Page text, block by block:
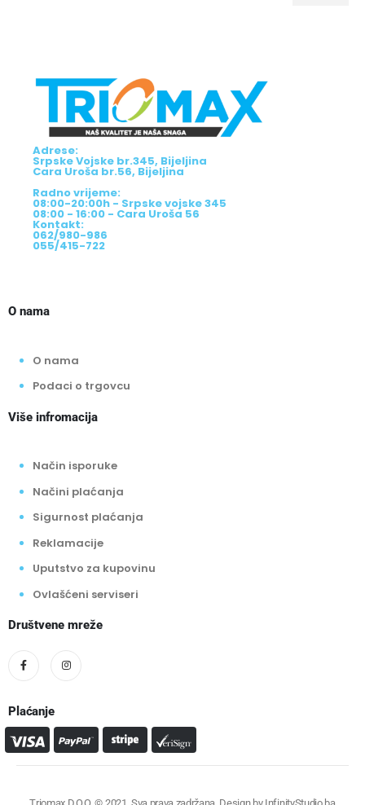
Adrese:
Srpske Vojske br.345, Bijeljina
Cara Uroša br.56, Bijeljina
Radno vrijeme:
08:00-20:00h - Srpske vojske 345
08:00 - 16:00 - Cara Uroša 56
Kontakt:
062/980-986
055/415-722
O nama
O nama
Podaci o trgovcu
Više infromacija
Način isporuke
Načini plaćanja
Sigurnost plaćanja
Reklamacije
Uputstvo za kupovinu
Ovlašćeni serviseri
Društvene mreže
Plaćanje